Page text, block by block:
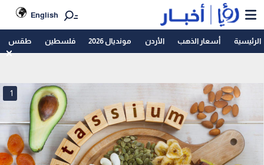
English
الرئيسية أسعار الذهب الأردن مونديال 2026 فلسطين طقس
1